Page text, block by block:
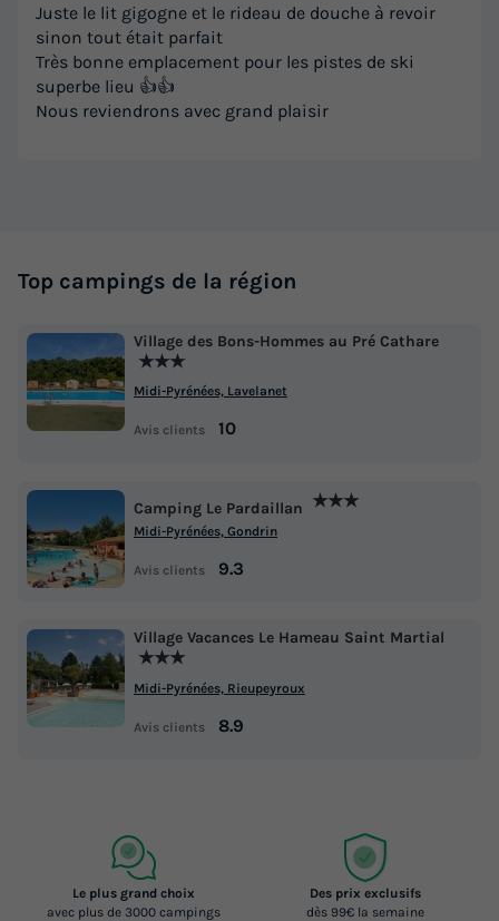
Juste le lit gigogne et le rideau de douche à revoir
sinon tout était parfait
Très bonne emplacement pour les pistes de ski
superbe lieu 👍👍
Nous reviendrons avec grand plaisir
Top campings de la région
Village des Bons-Hommes au Pré Cathare
★★★
Midi-Pyrénées, Lavelanet
Avis clients 10
Camping Le Pardaillan ★★★
Midi-Pyrénées, Gondrin
Avis clients 9.3
Village Vacances Le Hameau Saint Martial
★★★
Midi-Pyrénées, Rieupeyroux
Avis clients 8.9
Le plus grand choix
avec plus de 3000 campings
Des prix exclusifs
dès 99€ la semaine